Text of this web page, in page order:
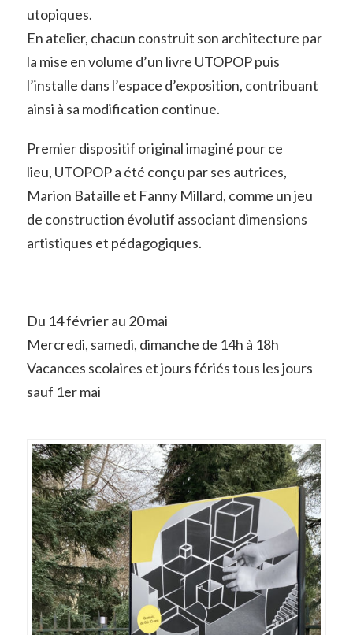
utopiques.
En atelier, chacun construit son architecture par
la mise en volume d’un livre UTOPOP puis
l’installe dans l’espace d’exposition, contribuant
ainsi à sa modification continue.
Premier dispositif original imaginé pour ce
lieu, UTOPOP a été conçu par ses autrices,
Marion Bataille et Fanny Millard, comme un jeu
de construction évolutif associant dimensions
artistiques et pédagogiques.
Du 14 février au 20 mai
Mercredi, samedi, dimanche de 14h à 18h
Vacances scolaires et jours fériés tous les jours
sauf 1er mai